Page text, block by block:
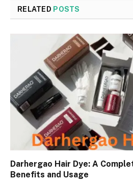
RELATED POSTS
Darhergao Hair Dye: A
Benefits and Usage